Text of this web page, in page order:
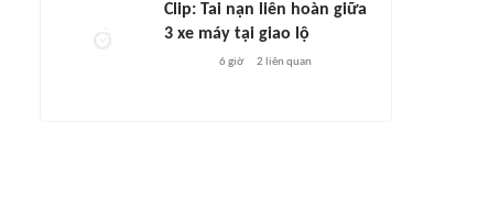
Clip: Tai nạn liên hoàn giữa
3 xe máy tại giao lộ
6 giờ 2 liên quan